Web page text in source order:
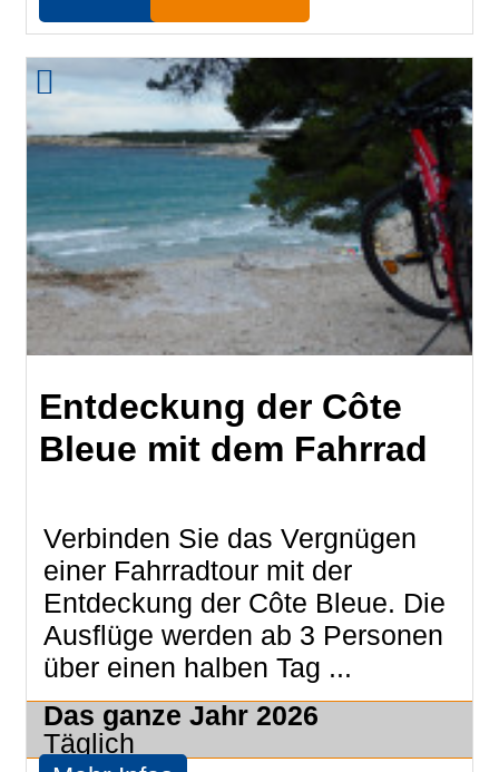
Entdeckung der Côte
Bleue mit dem Fahrrad
Verbinden Sie das Vergnügen
einer Fahrradtour mit der
Entdeckung der Côte Bleue. Die
Ausflüge werden ab 3 Personen
über einen halben Tag ...
Das ganze Jahr 2026
Täglich